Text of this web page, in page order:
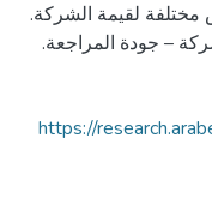
– جودة المراجعة.
https://